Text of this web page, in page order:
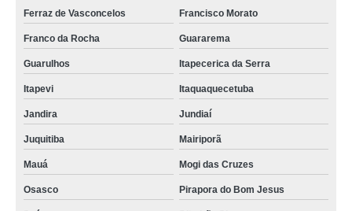
piso de madeira em Barueri
piso em madeira para quarto em Vinhedo
piso de madeira rústico preço no Parque São George
piso em madeira para quarto no Morro do Macaco
piso em madeira de demolição em Cajamar
piso em madeira laminado em Juquitiba
piso de madeira para sala em Guarulhos
quanto custa piso de madeira para área externa na Lavapés
Ferraz de Vasconcelos Francisco Morato
Franco da Rocha Guararema
Guarulhos Itapecerica da Serra
Itapevi Itaquaquecetuba
Jandira Jundiaí
Juquitiba Mairiporã
Mauá Mogi das Cruzes
Osasco Pirapora do Bom Jesus